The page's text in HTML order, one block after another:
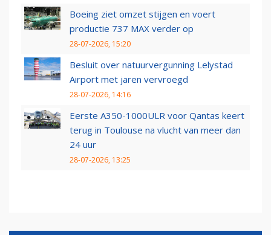
Boeing ziet omzet stijgen en voert
productie 737 MAX verder op
28-07-2026, 15:20
Besluit over natuurvergunning Lelystad
Airport met jaren vervroegd
28-07-2026, 14:16
Eerste A350-1000ULR voor Qantas keert
terug in Toulouse na vlucht van meer dan
24 uur
28-07-2026, 13:25